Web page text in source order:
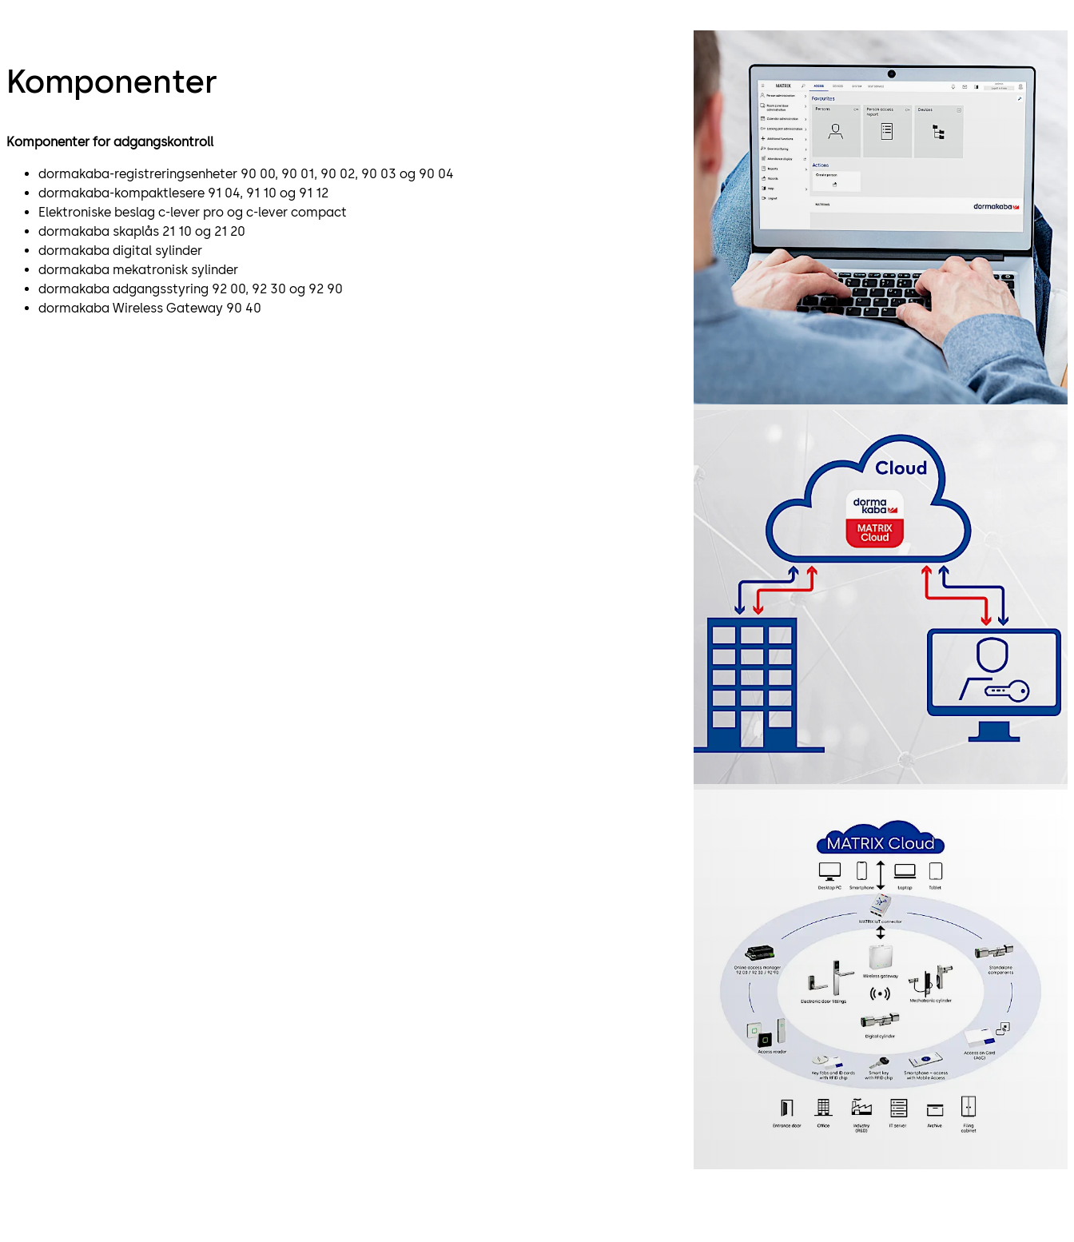
Komponenter
Komponenter for adgangskontroll
dormakaba-registreringsenheter 90 00, 90 01, 90 02, 90 03 og 90 04
dormakaba-kompaktlesere 91 04, 91 10 og 91 12
Elektroniske beslag c-lever pro og c-lever compact
dormakaba skaplås 21 10 og 21 20
dormakaba digital sylinder
dormakaba mekatronisk sylinder
dormakaba adgangsstyring 92 00, 92 30 og 92 90
dormakaba Wireless Gateway 90 40